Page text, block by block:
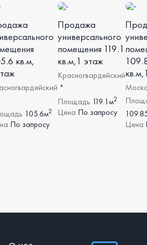
кв.м,
105.6м2
По запросу
Продажа
универсального
помещения 119.1
кв.м,1 этаж
Красногвардейский
•
Площадь 119.1м2
Цена По запросу
Цена